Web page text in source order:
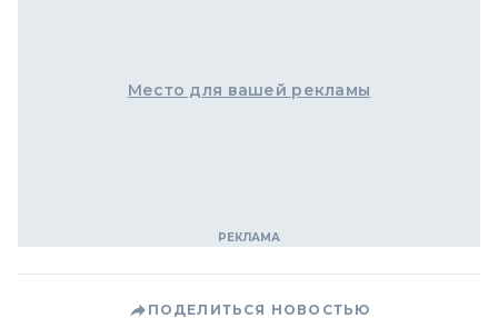
Место для вашей рекламы
ПОДЕЛИТЬСЯ НОВОСТЬЮ